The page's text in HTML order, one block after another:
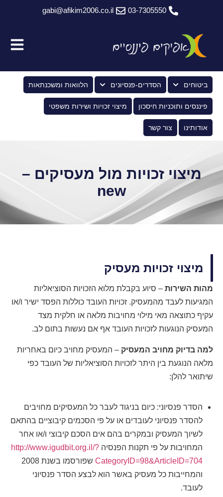
03-7305550
gabi@afikim2006.co.il
ביטוחים הסדרים-פנסיונים הלוואות ומשכנתאות
פיננסים ותוכניות חיסכון מיצוי זכויות ושירות משפטי
אודותינו צור קשר
מיצוי זכויות מול מעסיקים –
new
מיצוי זכויות מעסיק
מהות השירות – סיוע בקבלת מלוא הזכויות הסוציאליות
המגיעות לעבד מהמעסיק. זכויות העובד כוללות הפסד ישיר ו/או
עקיף כתוצאה מאי מילוי מחויבות מלאה או חלקית מצד
המעסיק הנוגעות לזכויות העובד אף אם נעשות בתום לב.
למה בדיוק מחויב המעסיק – המעסיק מחויב כיום באחריות
מלאה הנוגעת בין היתר לזכויות הסוציאליות של העובד כפי
שיתואר להלן:
הסדר פנסיוני: כיום בניגוד לעבר כל המעסיקים מחויבים
להסדר פנסיוני לעובדים או על פי הסכמים קיבוציים בהתאם
לשיוך המעסיק ובמקרים בהם אים הסכם קיבוצי ו/או אחר
המחויבות על פי תקנות הפנסיה http://www.igudbit.org.il/?
CategoryID=98&ArticleID=704
שפורסמו בשנת 2008
והמחייבות כל מעסיק באשר הוא לבצע הסדר פנסיוני
לעובד.